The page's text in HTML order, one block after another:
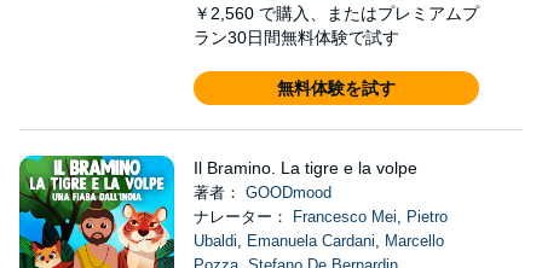
￥2,560 で購入、またはプレミアムプ
ラン30日間無料体験で試す
無料体験を試す
Il Bramino. La tigre e la volpe
著者： GOODmood
ナレーター：
Francesco Mei, Pietro
Ubaldi, Emanuela Cardani, Marcello